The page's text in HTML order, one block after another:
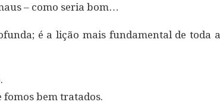
– como seria bom…
é a lição mais fundamental de toda a
fomos bem tratados.